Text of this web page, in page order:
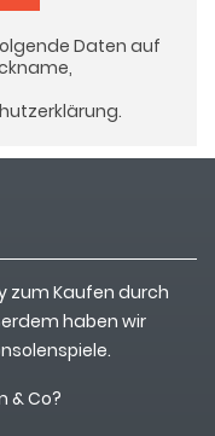
Daten auf
.
zum Kaufen durch
haben wir
& Co?